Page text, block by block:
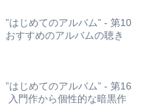
”はじめてのアルバム” - 第10
すすめのアルバムの聴き
”はじめてのアルバム” - 第16
入門作から個性的な暗黒作